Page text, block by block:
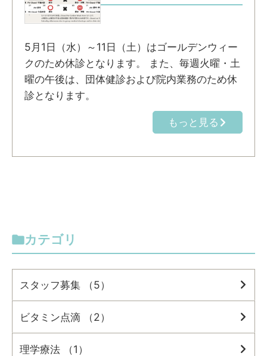
5月1日（水）～11日（土）はゴールデンウィー
クのため休診となります。 また、毎週火曜・土
曜の午後は、団体健診および院内業務のため休
診となります。
もっと見る
カテゴリ
スタッフ募集 （5）
ビタミン点滴 （2）
理学療法 （1）